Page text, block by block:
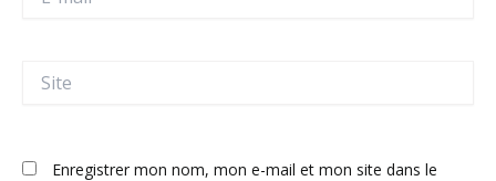
mail*
Enregistrer mon nom, mon e-mail et mon site dans le